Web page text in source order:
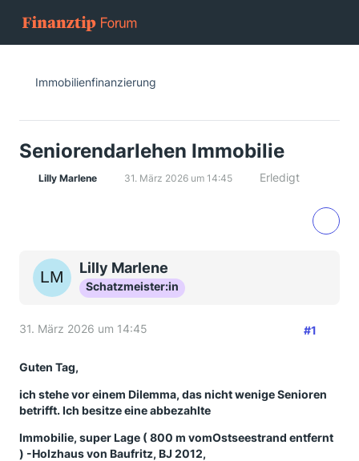
Immobilienfinanzierung
Seniorendarlehen Immobilie
Lilly Marlene 31. März 2026 um 14:45 Erledigt
Lilly Marlene
Schatzmeister:in
31. März 2026 um 14:45 #1
Guten Tag,
ich stehe vor einem Dilemma, das nicht wenige Senioren
betrifft. Ich besitze eine abbezahlte
Immobilie, super Lage ( 800 m vomOstseestrand entfernt
) -Holzhaus von Baufritz, BJ 2012,